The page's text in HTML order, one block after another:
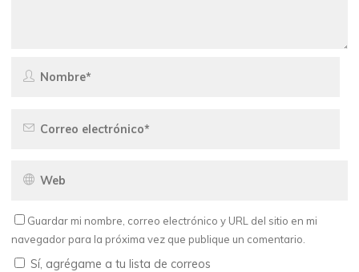
Guardar mi nombre, correo electrónico y URL del sitio en mi
navegador para la próxima vez que publique un comentario.
Sí, agrégame a tu lista de correos